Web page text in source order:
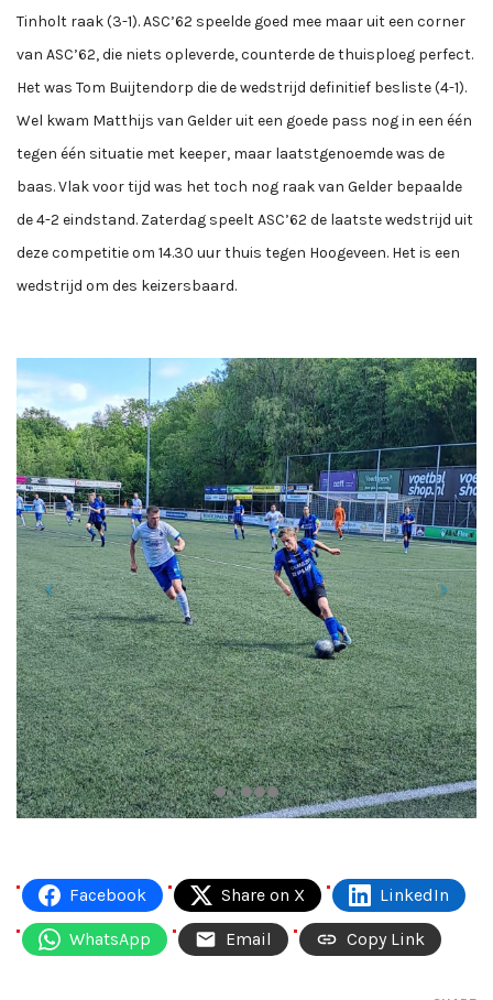
Tinholt raak (3-1). ASC’62 speelde goed mee maar uit een corner
van ASC’62, die niets opleverde, counterde de thuisploeg perfect.
Het was Tom Buijtendorp die de wedstrijd definitief besliste (4-1).
Wel kwam Matthijs van Gelder uit een goede pass nog in een één
tegen één situatie met keeper, maar laatstgenoemde was de
baas. Vlak voor tijd was het toch nog raak van Gelder bepaalde
de 4-2 eindstand. Zaterdag speelt ASC’62 de laatste wedstrijd uit
deze competitie om 14.30 uur thuis tegen Hoogeveen. Het is een
wedstrijd om des keizersbaard.
Facebook Share on X LinkedIn
WhatsApp Email Copy Link